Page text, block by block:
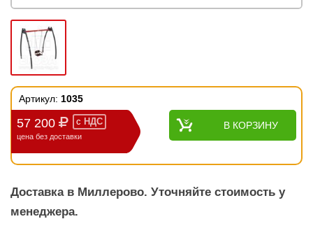
Артикул: 1035
57 200 с НДС
цена без доставки
В КОРЗИНУ
Доставка в Миллерово. Уточняйте стоимость у
менеджера.